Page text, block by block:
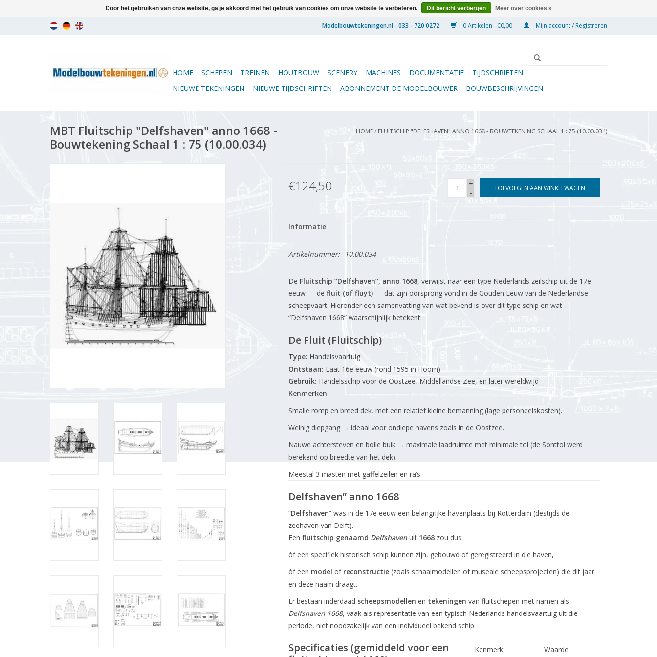
0 Artikelen - €0,00 Mijn account / Registreren
HOME SCHEPEN TREINEN HOUTBOUW SCENERY MACHINES DOCUMENTATIE
TIJDSCHRIFTEN
NIEUWE TEKENINGEN
NIEUWE TIJDSCHRIFTEN ABONNEMENT DE MODELBOUWER BOUWBESCHRIJVINGEN
MBT Fluitschip "Delfshaven" anno 1668 -
Bouwtekening Schaal 1 : 75 (10.00.034)
HOME/ FLUITSCHIP "DELFSHAVEN" ANNO 1668 - BOUWTEKENING SCHAAL 1 : 75 (10.00.034)
€124,50
+
-
TOEVOEGEN AAN WINKELWAGEN
Informatie
Artikelnummer: 10.00.034
De Fluitschip “Delfshaven”, anno 1668, verwijst naar een type Nederlands zeilschip uit de 17e
eeuw — de fluit (of fluyt)— dat zijn oorsprong vond in de Gouden Eeuw van de Nederlandse
scheepvaart. Hieronder een samenvatting van wat bekend is over dit type schip en wat
“Delfshaven 1668” waarschijnlijk betekent:
De Fluit (Fluitschip)
Type: Handelsvaartuig
Ontstaan: Laat 16e eeuw (rond 1595 in Hoorn)
Gebruik: Handelsschip voor de Oostzee, Middellandse Zee, en later wereldwijd
Kenmerken:
Smalle romp en breed dek, met een relatief kleine bemanning (lage personeelskosten).
Weinig diepgang → ideaal voor ondiepe havens zoals in de Oostzee.
Nauwe achtersteven en bolle buik → maximale laadruimte met minimale tol (de Sonttol werd
berekend op breedte van het dek).
Meestal 3 masten met gaffelzeilen en ra’s.
Delfshaven” anno 1668
“Delfshaven” was in de 17e eeuw een belangrijke havenplaats bij Rotterdam (destijds de
zeehaven van Delft).
Een fluitschip genaamd Delfshavenuit 1668zou dus:
óf een specifiek historisch schip kunnen zijn, gebouwd of geregistreerd in die haven,
óf een model of reconstructie(zoals schaalmodellen of museale scheepsprojecten) die dit jaar
en deze naam draagt.
Er bestaan inderdaad scheepsmodellen en tekeningen van fluitschepen met namen als
Delfshaven 1668, vaak als representatie van een typisch Nederlands handelsvaartuig uit die
periode, niet noodzakelijk van een individueel bekend schip.
Specificaties (gemiddeld voor een
Kenmerk
Waarde
Door het gebruiken van onze website, ga je akkoord met het gebruik van cookies om onze website te verbeteren. Dit bericht verbergen Meer over cookies »